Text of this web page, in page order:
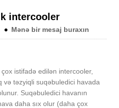
intercooler
● Mənə bir mesaj buraxın
istifadə edilən intercooler,
və təzyiqli suqəbuledici havada
Suqəbuledici havanın
daha sıx olur (daha çox